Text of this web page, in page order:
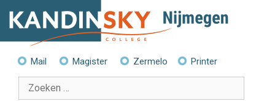
naar
Mail Magister Zermelo Printer
Zoek
naar: